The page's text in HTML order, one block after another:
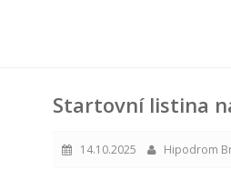
Startovní listina
14.10.2025 Hipodrom